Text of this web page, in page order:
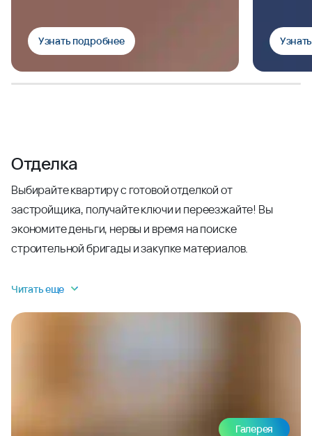
Узнать подробнее
Отделка
Выбирайте квартиру с готовой отделкой от
застройщика, получайте ключи и переезжайте! Вы
экономите деньги, нервы и время на поиске
строительной бригады и закупке материалов.
Читать еще
Галерея